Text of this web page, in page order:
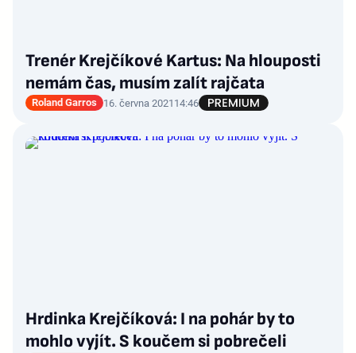
Trenér Krejčíkové Kartus: Na hlouposti
nemám čas, musím zalít rajčata
Roland Garros 16. června 2021 14:46
Hrdinka Krejčíková: I na pohár by to
mohlo vyjít. S koučem si pobrečeli